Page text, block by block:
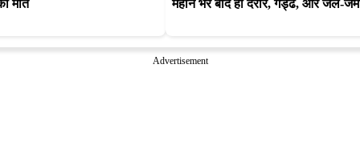
मौत
महीने भर बाद ही दरार, गड्ढे, और जल-
Advertisement